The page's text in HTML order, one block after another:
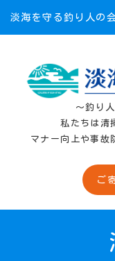
淡海を守る釣り人の
〜釣り
私たちは清
マナー向上や事故
ご